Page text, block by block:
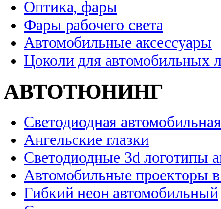
Оптика, фары
Фары рабочего света
Автомобильные аксессуары
Цоколи для автомобильных
АВТОТЮНИНГ
Светодиодная
Ангельские глазки
Светодиодные 3d логотипы
Автомобильные проекторы
Гибкий неон автомобильный